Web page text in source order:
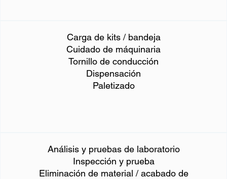
Carga de kits / bandeja
Cuidado de máquinaria
Tornillo de conducción
Dispensación
Paletizado
Análisis y pruebas de laboratorio
Inspección y prueba
Eliminación de material / acabado de